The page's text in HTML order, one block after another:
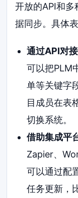
开放的API和多
据同步。具体
通过API对
可以把PLM
单等关键字
目成员在表
切换系统。
借助集成平
Zapier、
可以通过配
任务更新，